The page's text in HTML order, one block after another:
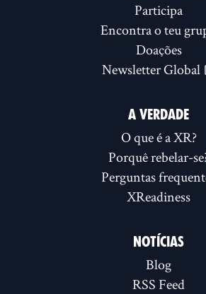
Participa
Encontra o teu
Doações
Newsletter Global
A VERDADE
O que é a XR?
Porquê rebelar-
Perguntas
XReadiness
NOTÍCIAS
Blog
RSS Feed